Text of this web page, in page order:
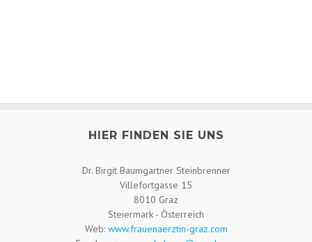
HIER FINDEN SIE UNS
Dr. Birgit Baumgartner Steinbrenner
Villefortgasse 15
8010 Graz
Steiermark - Österreich
Web: www.frauenaerztin-graz.com